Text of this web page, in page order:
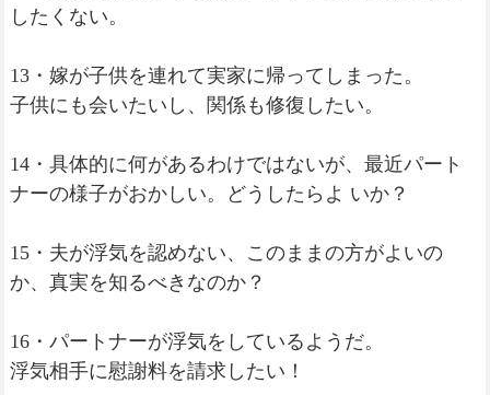
したくない。
13・嫁が子供を連れて実家に帰ってしまった。
子供にも会いたいし、関係も修復したい。
14・具体的に何があるわけではないが、最近パート
ナーの様子がおかしい。どうしたらよ いか？
15・夫が浮気を認めない、このままの方がよいの
か、真実を知るべきなのか？
16・パートナーが浮気をしているようだ。
浮気相手に慰謝料を請求したい！